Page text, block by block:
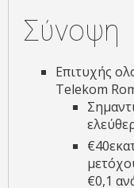
Σύνοψη
Επιτυχής
Telekom
€0,1